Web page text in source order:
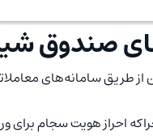
صندوق
طریق سامانه‌های
احراز هویت سجام برای